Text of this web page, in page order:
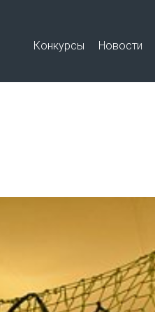
Конкурсы Новости
Всероссийского
лучшую
музеев,
датам и событиям
Великой
1941-1945 гг.
Работы